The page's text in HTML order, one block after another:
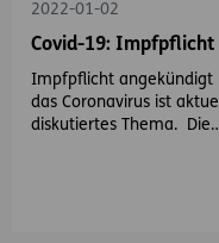
2022-01-02
Covid-19: Impfpflicht
Impfpflicht angekündigt
das Coronavirus ist
diskutiertes Thema.